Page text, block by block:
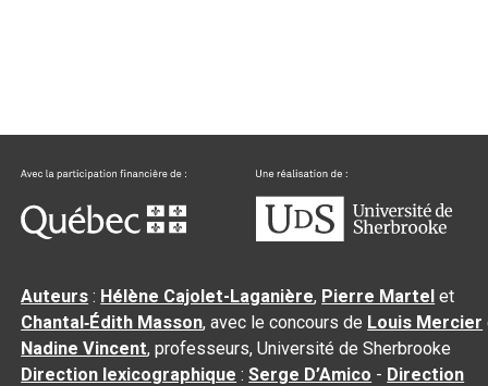
Auteurs : Hélène Cajolet-Laganière, Pierre Martel et
Chantal‑Édith Masson, avec le concours de Louis Mercier
Nadine Vincent, professeurs, Université de Sherbrooke
Direction lexicographique :Serge D’Amico - Direction